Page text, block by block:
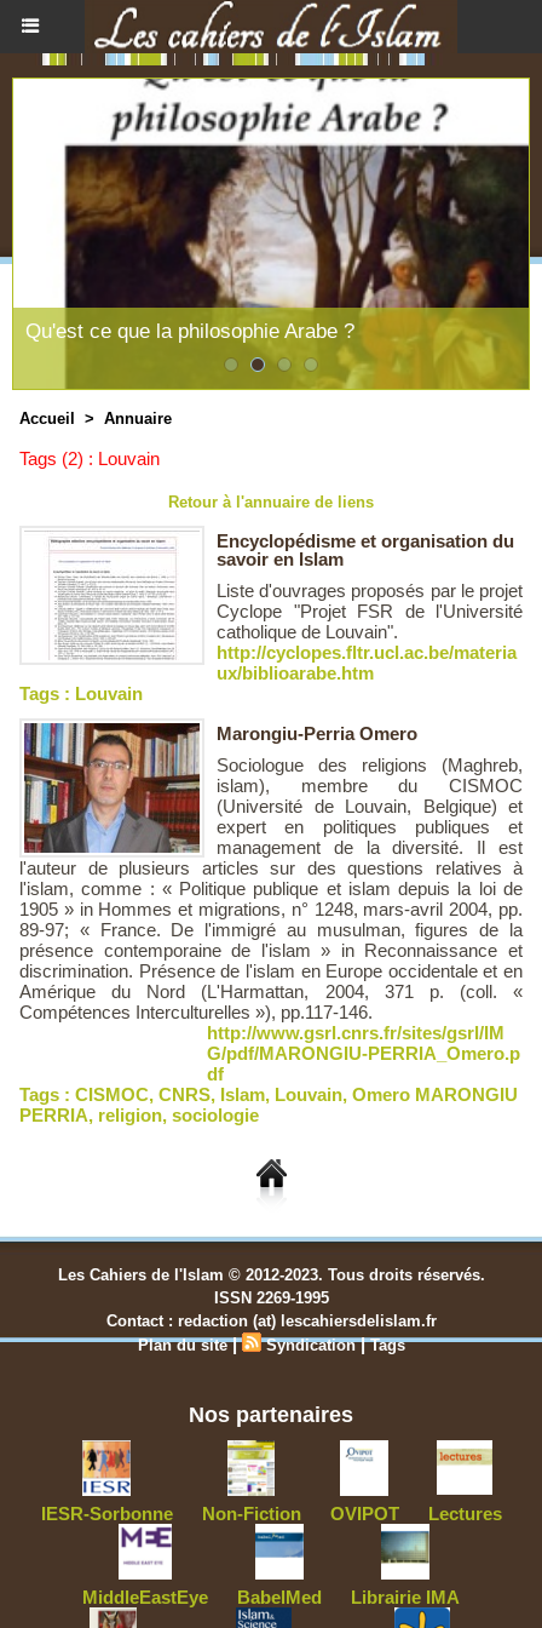
Qu'est ce que la philosophie Arabe ?
Accueil > Annuaire
Tags (2) : Louvain
Retour à l'annuaire de liens
Encyclopédisme et organisation du
savoir en Islam
Liste d'ouvrages proposés par le projet
Cyclope "Projet FSR de l'Université
catholique de Louvain".
http://cyclopes.fltr.ucl.ac.be/materia
ux/biblioarabe.htm
Tags : Louvain
Marongiu-Perria Omero
Sociologue des religions (Maghreb,
islam), membre du CISMOC
(Université de Louvain, Belgique) et
expert en politiques publiques et
management de la diversité. Il est
l'auteur de plusieurs articles sur des questions relatives à
l'islam, comme : « Politique publique et islam depuis la loi de
1905 » in Hommes et migrations, n° 1248, mars-avril 2004, pp.
89-97; « France. De l'immigré au musulman, figures de la
présence contemporaine de l'islam » in Reconnaissance et
discrimination. Présence de l'islam en Europe occidentale et en
Amérique du Nord (L'Harmattan, 2004, 371 p. (coll. «
Compétences Interculturelles »), pp.117-146.
http://www.gsrl.cnrs.fr/sites/gsrl/IM
G/pdf/MARONGIU-PERRIA_Omero.p
df
Tags : CISMOC, CNRS, Islam, Louvain, Omero MARONGIU
PERRIA, religion, sociologie
Les Cahiers de l'Islam © 2012-2023. Tous droits réservés.
ISSN 2269-1995
Contact : redaction (at) lescahiersdelislam.fr
Plan du site | Syndication |Tags
Nos partenaires
IESR-Sorbonne Non-Fiction OVIPOT Lectures
MiddleEastEye BabelMed Librairie IMA